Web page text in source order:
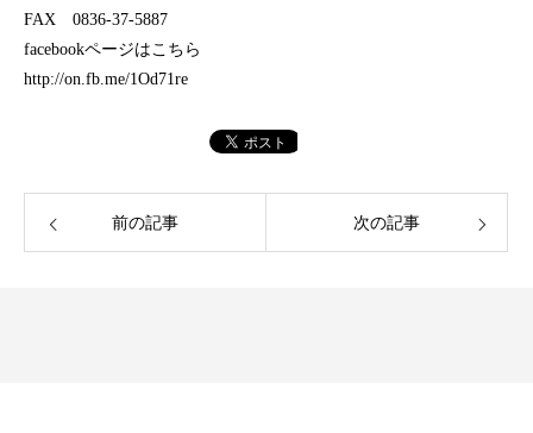
FAX 0836-37-5887
facebookページはこちら
http://on.fb.me/1Od71re
前の記事 次の記事